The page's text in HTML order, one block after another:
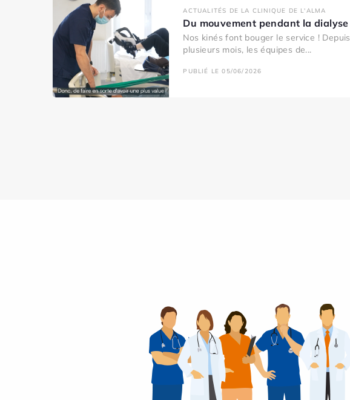
ACTUALITÉS DE LA CLINIQUE DE L'ALMA
Du mouvement pendant la dialyse
Nos kinés font bouger le service ! Depuis
plusieurs mois, les équipes de...
PUBLIÉ LE 05/06/2026